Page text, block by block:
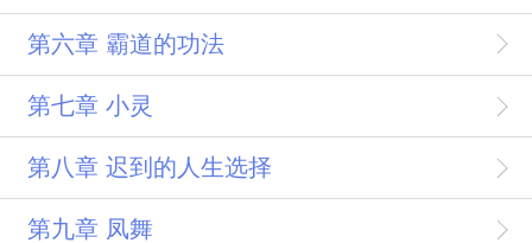
第六章 霸道的功法
第七章 小灵
第八章 迟到的人生选择
第九章 凤舞